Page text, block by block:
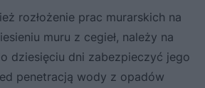
rozłożenie prac murarskich na
muru z cegieł, należy na
dziesięciu dni zabezpieczyć jego
penetracją wody z opadów